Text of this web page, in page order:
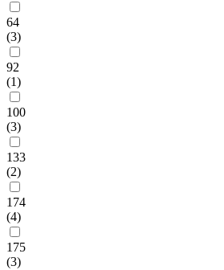
64
(3)
92
(1)
100
(3)
133
(2)
174
(4)
175
(3)